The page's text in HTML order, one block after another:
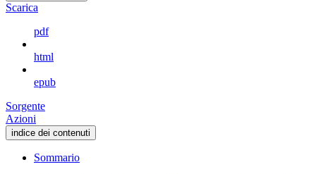
Scarica
pdf
html
epub
Sorgente
Azioni
indice dei contenuti
Sommario